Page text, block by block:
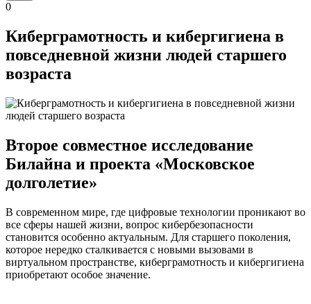
0
Киберграмотность и кибергигиена в
повседневной жизни людей старшего
возраста
Второе совместное исследование
Билайна и проекта «Московское
долголетие»
В современном мире, где цифровые технологии проникают во
все сферы нашей жизни, вопрос кибербезопасности
становится особенно актуальным. Для старшего поколения,
которое нередко сталкивается с новыми вызовами в
виртуальном пространстве, киберграмотность и кибергигиена
приобретают особое значение.